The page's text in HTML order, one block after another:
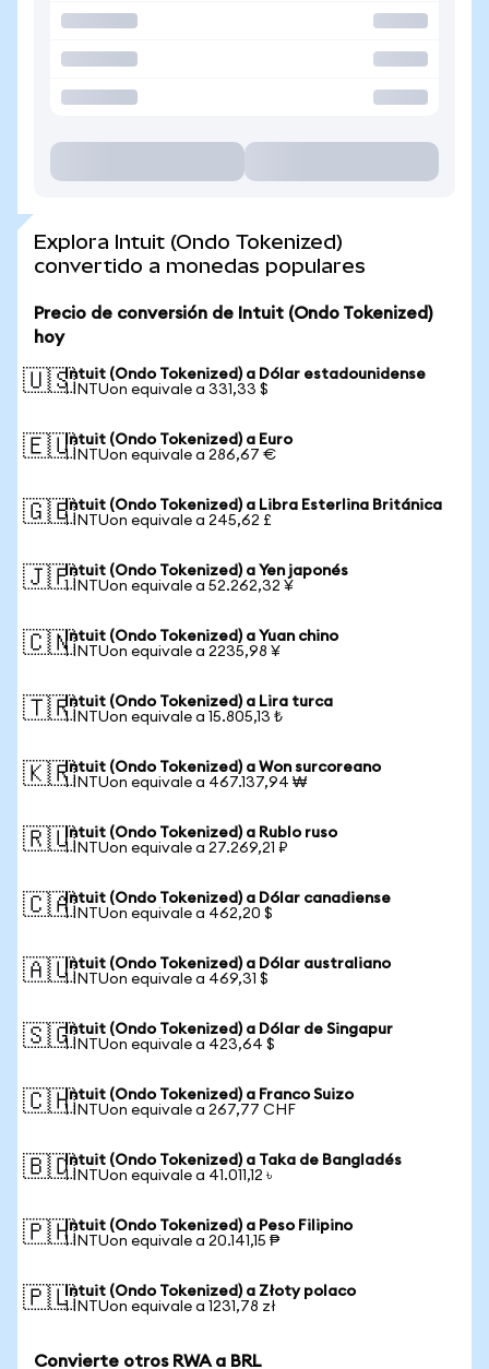
Explora Intuit (Ondo Tokenized)
convertido a monedas populares
Precio de conversión de Intuit (Ondo Tokenized)
hoy
🇺🇸Intuit (Ondo Tokenized) a Dólar estadounidense
1 INTUon equivale a 331,33 $
🇪🇺Intuit (Ondo Tokenized) a Euro
1 INTUon equivale a 286,67 €
🇬🇧Intuit (Ondo Tokenized) a Libra Esterlina Británica
1 INTUon equivale a 245,62 £
🇯🇵Intuit (Ondo Tokenized) a Yen japonés
1 INTUon equivale a 52.262,32 ¥
🇨🇳Intuit (Ondo Tokenized) a Yuan chino
1 INTUon equivale a 2235,98 ¥
🇹🇷Intuit (Ondo Tokenized) a Lira turca
1 INTUon equivale a 15.805,13 ₺
🇰🇷Intuit (Ondo Tokenized) a Won surcoreano
1 INTUon equivale a 467.137,94 ₩
🇷🇺Intuit (Ondo Tokenized) a Rublo ruso
1 INTUon equivale a 27.269,21 ₽
🇨🇦Intuit (Ondo Tokenized) a Dólar canadiense
1 INTUon equivale a 462,20 $
🇦🇺Intuit (Ondo Tokenized) a Dólar australiano
1 INTUon equivale a 469,31 $
🇸🇬Intuit (Ondo Tokenized) a Dólar de Singapur
1 INTUon equivale a 423,64 $
🇨🇭Intuit (Ondo Tokenized) a Franco Suizo
1 INTUon equivale a 267,77 CHF
🇧🇩Intuit (Ondo Tokenized) a Taka de Bangladés
1 INTUon equivale a 41.011,12 ৳
🇵🇭Intuit (Ondo Tokenized) a Peso Filipino
1 INTUon equivale a 20.141,15 ₱
🇵🇱Intuit (Ondo Tokenized) a Złoty polaco
1 INTUon equivale a 1231,78 zł
Convierte otros RWA a BRL